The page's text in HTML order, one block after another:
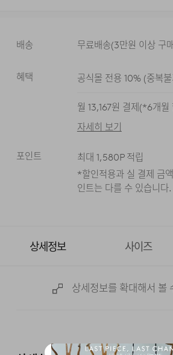
아이보리 네이비
배송 무료배송(3만원 이상 구
혜택 공식몰 전용 10%(중복
월 13,167원 결제(*6개월
자세히 보기
포인트 최대 1,580P 적립
*할인적용과 실 결제 금
인트는 다를 수 있습니다.
상세정보 사이즈
상세정보를 확대해서 볼